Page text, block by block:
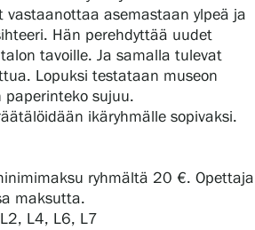
vastaanottaa asemastaan ylpeä ja
Hän perehdyttää uudet
tavoille. Ja samalla tulevat
Lopuksi testataan museon
sujuu.
ikäryhmälle sopivaksi.
ryhmältä 20 €. Opettaja
maksutta.
L2, L4, L6, L7